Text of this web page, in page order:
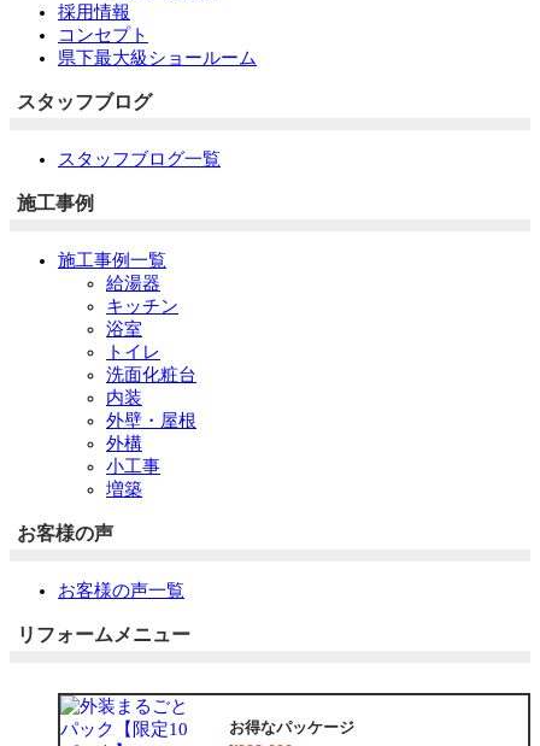
採用情報
コンセプト
県下最大級ショールーム
スタッフブログ
スタッフブログ一覧
施工事例
施工事例一覧
給湯器
キッチン
浴室
トイレ
洗面化粧台
内装
外壁・屋根
外構
小工事
増築
お客様の声
お客様の声一覧
リフォームメニュー
お得なパッケージ